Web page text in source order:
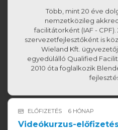
Több, mint 20 éve
nemzetközileg
facilitátorként (IAF -
szervezetfejlesztőként is
Wieland Kft.
egyedülálló Qualified
2010 óta foglalkozik
ELŐFIZETÉS 6 HÓNAP
Videókurzus-